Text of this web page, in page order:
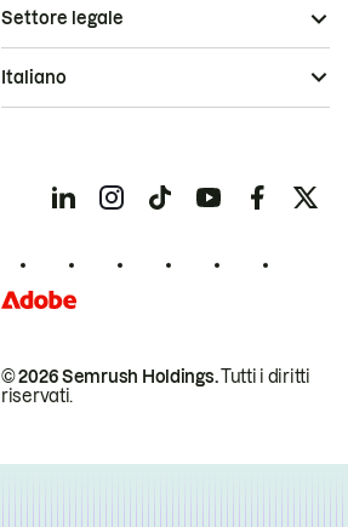
© 2026 Semrush Holdings.Tutti i diritti
riservati.
Settore legale
Italiano